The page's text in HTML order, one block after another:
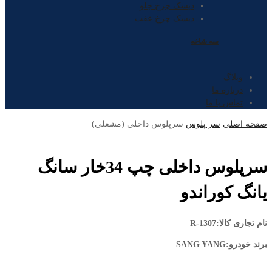
دیسک چرخ جلو
دیسک چرخ عقب
سه شاخه
وبلاگ
درباره ما
تماس با ما
صفحه اصلی سر پلوس سرپلوس داخلی (مشعلی)
سرپلوس داخلی چپ 34خار سانگ
یانگ کوراندو
نام تجاری کالا:R-1307
برند خودرو:SANG YANG